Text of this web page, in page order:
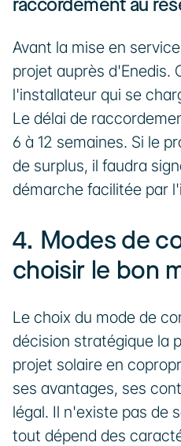
raccordement au
Avant la mise en
projet auprès d'Enedis.
l'installateur qui se
Le délai de
6 à 12 semaines. Si le
de surplus, il faudra
démarche facilitée par
4. Modes de
choisir le bon
Le choix du mode de
décision stratégique la
projet solaire en
ses avantages, ses
légal. Il n'existe pas de
tout dépend des